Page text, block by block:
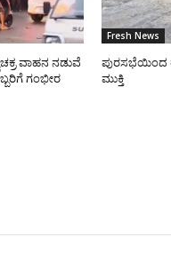
ವಾಹನ ನಡುವೆ
ಗಂಭೀರ
Fresh News
ಪುರಸಭೆಯಿಂದ
ಮುಕ್ತಿ